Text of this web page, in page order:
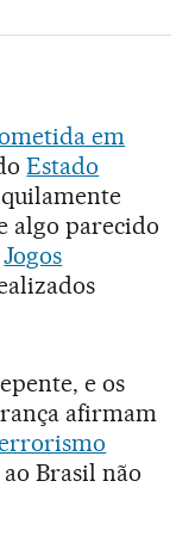
em
Estado
algo parecido
Jogos
e os
afirmam
Brasil não